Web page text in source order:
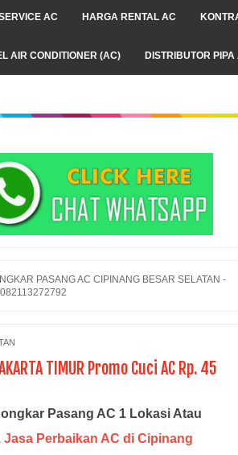
AC HARGA RENTAL AC
AIR CONDITIONER (AC) DISTRIBUTOR
PASANG AC CIPINANG BESAR SELATAN -
TIMUR Promo Cuci AC Rp. 45
Pasang AC 1 Lokasi Atau
Jasa Perbaikan AC di Cipinang